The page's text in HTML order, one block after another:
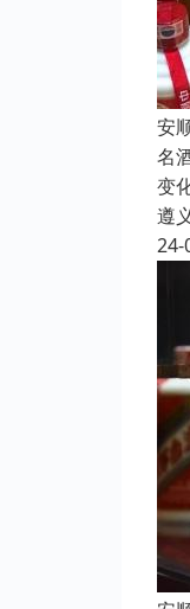
安
名
变
遵
24-